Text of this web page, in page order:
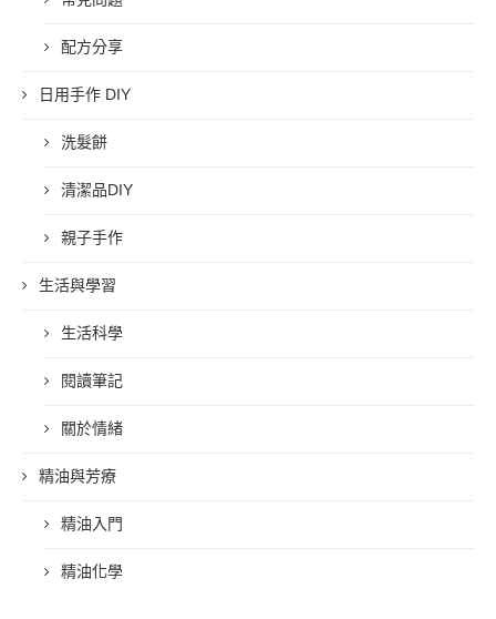
配方分享
日用手作 DIY
洗髮餅
清潔品DIY
親子手作
生活與學習
生活科學
閱讀筆記
關於情緒
精油與芳療
精油入門
精油化學